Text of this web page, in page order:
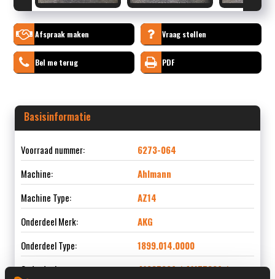
Afspraak maken Vraag stellen
Bel me terug PDF
Basisinformatie
Voorraad nummer:
6273-064
Machine:
Ahlmann
Machine Type:
AZ14
Onderdeel Merk:
AKG
Onderdeel Type:
1899.014.0000
Onderdeel nummer:
4108522A / 4117532A /